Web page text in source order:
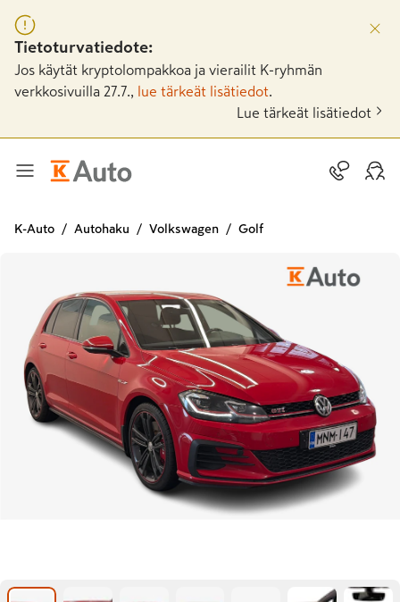
Tietoturvatiedote:
Jos käytät kryptolompakkoa ja vierailit K-ryhmän
verkkosivuilla 27.7.,
lue tärkeät lisätiedot
Lue tärkeät lisätiedot
K-Auto Autohaku Volkswagen Golf